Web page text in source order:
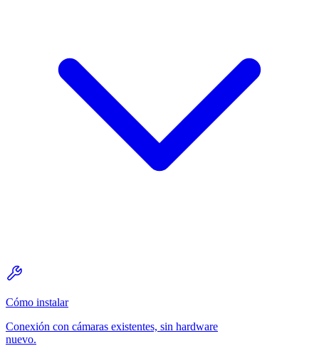
Cómo instalar
Conexión con cámaras existentes, sin hardware
nuevo.